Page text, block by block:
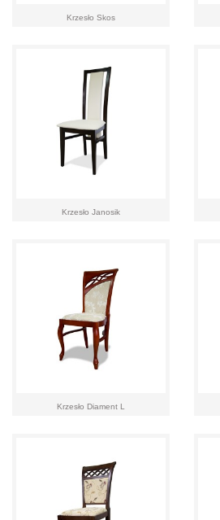
Krzesło Skos
Krzesło Janosik
Krzesło Diament L